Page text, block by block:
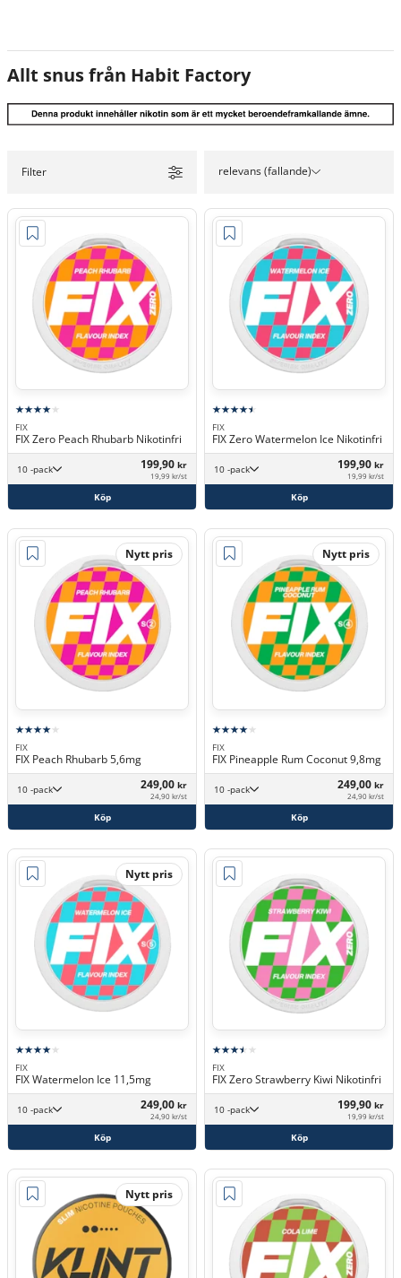
Allt snus från Habit Factory
Filter relevans (fallande)
FIX
FIX Zero Peach Rhubarb Nikotinfri
10 -pack 199,90 kr
19,99 kr/st
Köp
FIX
FIX Zero Watermelon Ice Nikotinfri
10 -pack 199,90 kr
19,99 kr/st
Köp
Nytt pris
FIX
FIX Peach Rhubarb 5,6mg
10 -pack 249,00 kr
24,90 kr/st
Köp
Nytt pris
FIX
FIX Pineapple Rum Coconut 9,8mg
10 -pack 249,00 kr
24,90 kr/st
Köp
Nytt pris
FIX
FIX Watermelon Ice 11,5mg
10 -pack 249,00 kr
24,90 kr/st
Köp
FIX
FIX Zero Strawberry Kiwi Nikotinfri
10 -pack 199,90 kr
19,99 kr/st
Köp
Nytt pris